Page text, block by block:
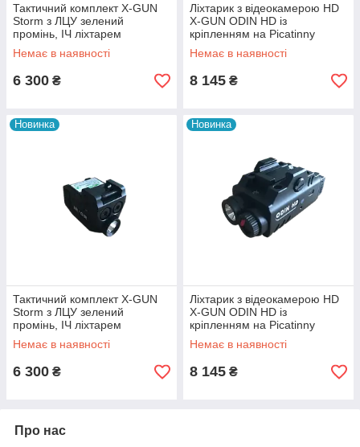
Тактичний комплект X-GUN
Storm з ЛЦУ зелений
промінь, ІЧ ліхтарем
Немає в наявності
6 300 ₴
Ліхтарик з відеокамерою HD
X-GUN ODIN HD із
кріпленням на Picatinny
Немає в наявності
8 145 ₴
Новинка
Тактичний комплект X-GUN
Storm з ЛЦУ зелений
промінь, ІЧ ліхтарем
Немає в наявності
6 300 ₴
Новинка
Ліхтарик з відеокамерою HD
X-GUN ODIN HD із
кріпленням на Picatinny
Немає в наявності
8 145 ₴
Про нас